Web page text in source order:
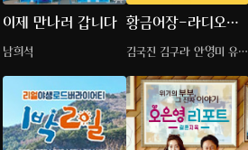
이제 만나러 갑니다
남희석
황금어장-라디오스
타
김국진 김구라 안영미 유세